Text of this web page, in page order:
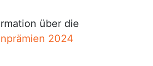
über die
2024